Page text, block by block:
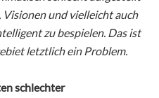
Visionen und vielleicht auch
zu bespielen. Das ist
letztlich ein Problem.
schlechter